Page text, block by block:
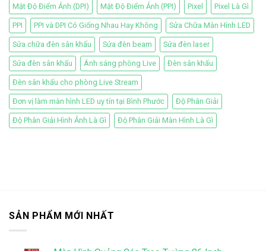
Mật Độ Điểm Ảnh (DPI) Mật Độ Điểm Ảnh (PPI) Pixel Pixel Là Gì
PPI PPI và DPI Có Giống Nhau Hay Không Sửa Chữa Màn Hình LED
Sửa chữa đèn sân khấu Sửa đèn beam Sửa đèn laser
Sửa đèn sân khấu Ánh sáng phòng Live Đèn sân khấu
Đèn sân khấu cho phòng Live Stream
Đơn vị làm màn hình LED uy tín tại Bình Phước Độ Phân Giải
Độ Phân Giải Hình Ảnh Là Gì Độ Phân Giải Màn Hình Là Gì
SẢN PHẨM MỚI NHẤT